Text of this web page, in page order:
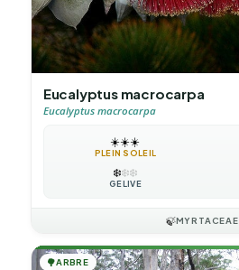
Eucalyptus macrocarpa
Eucalyptus macrocarpa
☀️☀️☀️
PLEIN SOLEIL
❄️❄️❄️
GÉLIVE
🍃MYRTACEAE
🌳ARBRE